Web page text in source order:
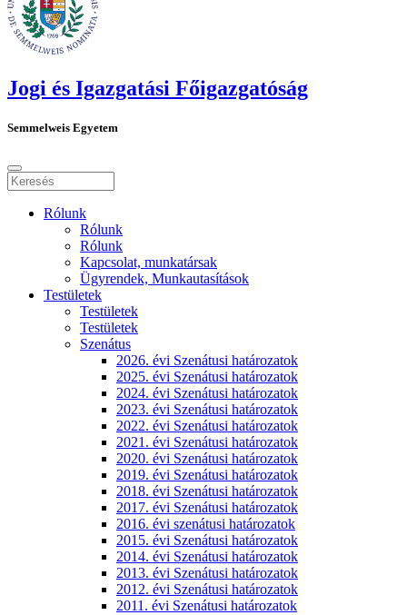
Jogi és Igazgatási Főigazgatóság
Semmelweis Egyetem
Rólunk
Rólunk
Rólunk
Kapcsolat, munkatársak
Ügyrendek, Munkautasítások
Testületek
Testületek
Testületek
Szenátus
2026. évi Szenátusi határozatok
2025. évi Szenátusi határozatok
2024. évi Szenátusi határozatok
2023. évi Szenátusi határozatok
2022. évi Szenátusi határozatok
2021. évi Szenátusi határozatok
2020. évi Szenátusi határozatok
2019. évi Szenátusi határozatok
2018. évi Szenátusi határozatok
2017. évi Szenátusi határozatok
2016. évi szenátusi határozatok
2015. évi Szenátusi határozatok
2014. évi Szenátusi határozatok
2013. évi Szenátusi határozatok
2012. évi Szenátusi határozatok
2011. évi Szenátusi határozatok